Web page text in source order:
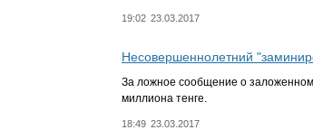
19:02 23.03.2017
Несовершеннолетний
За ложное сообщение о
миллиона тенге.
18:49 23.03.2017